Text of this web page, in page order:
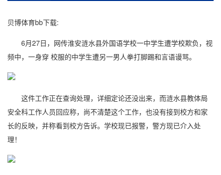
贝博体育bb下载:
6月27日，网传淮安涟水县外国语学校一中学生遭学校欺负，视
频中，一身穿 校服的中学生遭另一男人拳打脚踢和言语谩骂。
这件工作正在查询处理，详细定论还没出来，而涟水县教体局
安全科工作人员回应称，尚不清楚这个工作，也没有接到校方和家
长的反映，并称看到校方告诉。学校现已报警，警方现已介入处
理！